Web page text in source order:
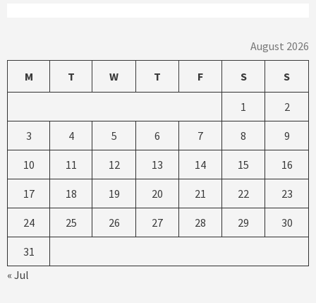
August 2026
M T W T F S S
1 2
3 4 5 6 7 8 9
10 11 12 13 14 15 16
17 18 19 20 21 22 23
24 25 26 27 28 29 30
31
« Jul